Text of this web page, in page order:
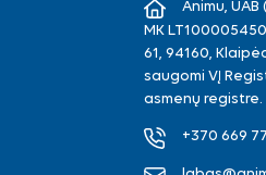
Animu, UAB
MK
61, 94160,
saugomi VĮ
asmenų registre.
+370 669